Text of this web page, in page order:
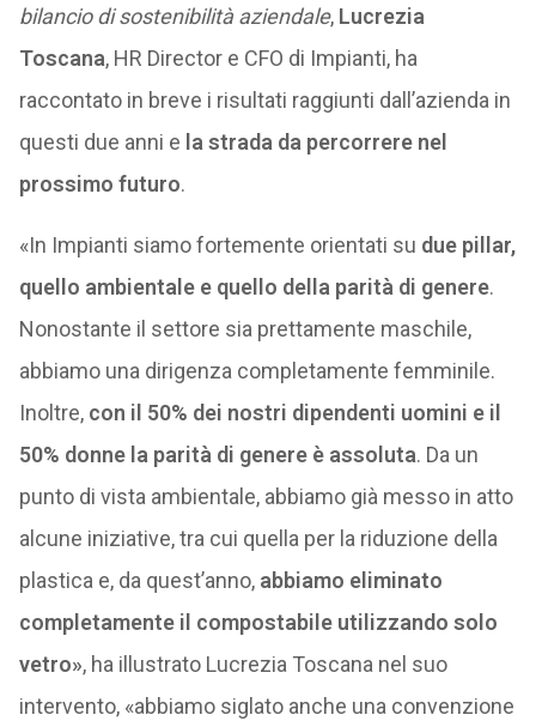
bilancio di sostenibilità aziendale,Lucrezia
Toscana, HR Director e CFO di Impianti, ha
raccontato in breve i risultati raggiunti dall’azienda in
questi due anni e la strada da percorrere nel
prossimo futuro.
«In Impianti siamo fortemente orientati su due pillar,
quello ambientale e quello della parità di genere.
Nonostante il settore sia prettamente maschile,
abbiamo una dirigenza completamente femminile.
Inoltre, con il 50% dei nostri dipendenti uomini e il
50% donne la parità di genere è assoluta. Da un
punto di vista ambientale, abbiamo già messo in atto
alcune iniziative, tra cui quella per la riduzione della
plastica e, da quest’anno, abbiamo eliminato
completamente il compostabile utilizzando solo
vetro», ha illustrato Lucrezia Toscana nel suo
intervento, «abbiamo siglato anche una convenzione